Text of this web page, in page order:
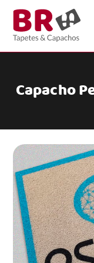
Capacho